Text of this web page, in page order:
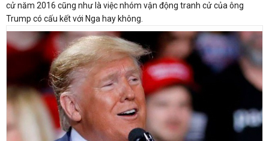
cử năm 2016 cũng như là việc nhóm vận động tranh cử của ông
Trump có cấu kết với Nga hay không.